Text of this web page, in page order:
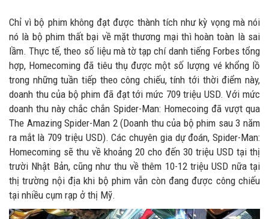
Chỉ vì bộ phim không đạt được thành tích như kỳ vọng mà nói
nó là bộ phim thất bại về mặt thương mại thì hoàn toàn là sai
lầm. Thực tế, theo số liệu mà tờ tạp chí danh tiếng Forbes tổng
hợp, Homecoming đã tiêu thụ được một số lượng vé khổng lồ
trong những tuần tiếp theo công chiếu, tính tới thời điểm này,
doanh thu của bộ phim đã đạt tới mức 709 triệu USD. Với mức
doanh thu này chắc chắn Spider-Man: Homecoing đã vượt qua
The Amazing Spider-Man 2 (Doanh thu của bộ phim sau 3 năm
ra mắt là 709 triệu USD). Các chuyên gia dự đoán, Spider-Man:
Homecoming sẽ thu về khoảng 20 cho đến 30 triệu USD tại thị
trười Nhật Bản, cũng như thu về thêm 10-12 triệu USD nữa tại
thị trường nội địa khi bộ phim vẫn còn đang được công chiếu
tại nhiều cụm rạp ở thị Mỹ.